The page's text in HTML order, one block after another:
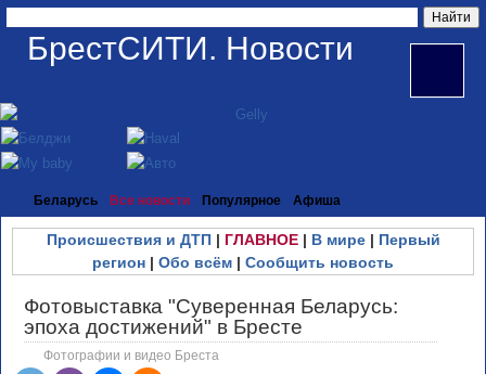
БрестСИТИ. Новости
Беларусь Все новости Популярное Афиша
Происшествия и ДТП| ГЛАВНОЕ| В мире| Первый
регион | Обо всём | Сообщить новость
Фотовыставка "Суверенная Беларусь:
эпоха достижений" в Бресте
Фотографии и видео Бреста